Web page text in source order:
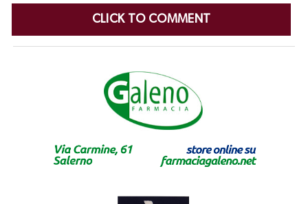
CLICK TO COMMENT